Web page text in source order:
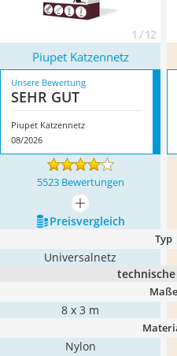
1 / 12
Piupet Katzennetz
Unsere Bewertung
SEHR GUT
Piupet Katzennetz
08/2026
5523 Bewertungen
mehr anzeigen
Preis­vergleich
Typ
Universalnetz
Maße
‎8 x 3 m
Nylon